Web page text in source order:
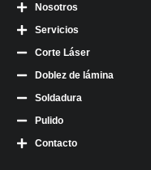
Nosotros
Servicios
Corte Láser
Doblez de lámina
Soldadura
Pulido
Contacto